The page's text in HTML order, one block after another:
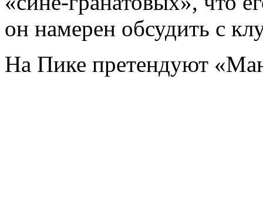
он намерен обсудить с
На Пике претендуют